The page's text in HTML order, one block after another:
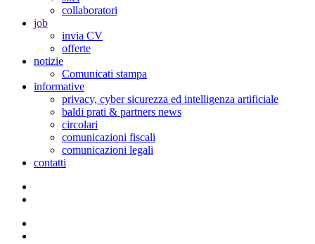
collaboratori
job
invia CV
offerte
notizie
Comunicati stampa
informative
privacy, cyber sicurezza ed intelligenza artificiale
baldi prati & partners news
circolari
comunicazioni fiscali
comunicazioni legali
contatti